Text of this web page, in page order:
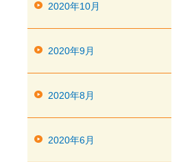
2020年10月
2020年9月
2020年8月
2020年6月